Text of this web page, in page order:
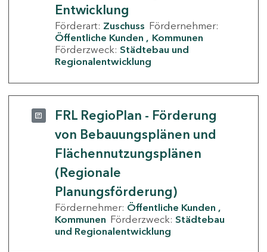
Entwicklung
Förderart: Zuschuss Fördernehmer:
Öffentliche Kunden
Kommunen
Förderzweck: Städtebau und
Regionalentwicklung
FRL RegioPlan - Förderung
von Bebauungsplänen und
Flächennutzungsplänen
(Regionale
Planungsförderung)
Fördernehmer: Öffentliche Kunden
Kommunen Förderzweck: Städtebau
und Regionalentwicklung